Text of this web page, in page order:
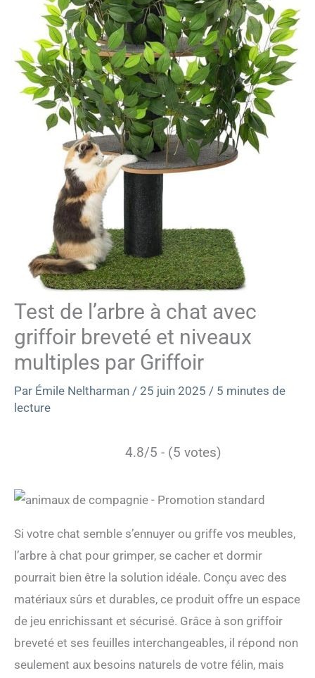
Test de l’arbre à chat avec
griffoir breveté et niveaux
multiples par Griffoir
Par Émile Neltharman / 25 juin 2025 / 5 minutes de
lecture
4.8/5 - (5 votes)
Si votre chat semble s’ennuyer ou griffe vos meubles,
l’arbre à chat pour grimper, se cacher et dormir
pourrait bien être la solution idéale. Conçu avec des
matériaux sûrs et durables, ce produit offre un espace
de jeu enrichissant et sécurisé. Grâce à son griffoir
breveté et ses feuilles interchangeables, il répond non
seulement aux besoins naturels de votre félin, mais